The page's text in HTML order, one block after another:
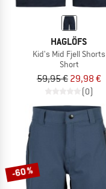
HAGLÖFS
Kid's Mid Fjell Shorts
Short
59,95 € 29,98 €
(0)
-60 %